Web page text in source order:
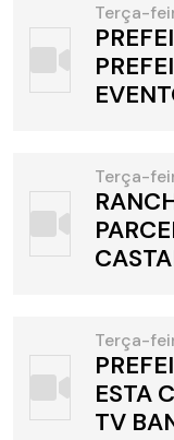
Terça-
Terça-
Terça-
ESTA
TV